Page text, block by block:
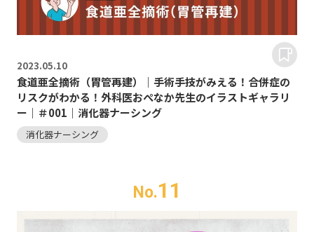
2023.05.10
食道亜全摘術（胃管再建）｜手術手技がみえる！合併症の
リスクがわかる！外科医おぺなか先生のイラストギャラリ
ー｜＃001｜消化器ナーシング
消化器ナーシング
No.11